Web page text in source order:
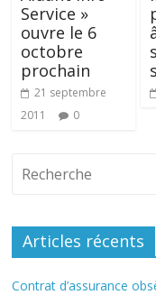
Service »
ouvre le 6
octobre
prochain
21 septembre
2011
0
Articles récents
Contrat d’assurance